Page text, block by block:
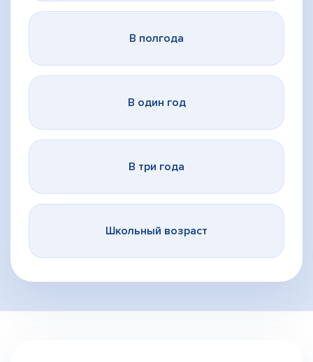
В полгода
В один год
В три года
Школьный возраст